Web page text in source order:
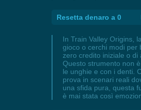
Resetta denaro a 0
In Train Valley Origins,
gioco o cerchi modi per
zero credito iniziale o
Questo strumento non
le unghie e con i denti.
prova in scenari reali
una sfida pura, questa
è mai stata così